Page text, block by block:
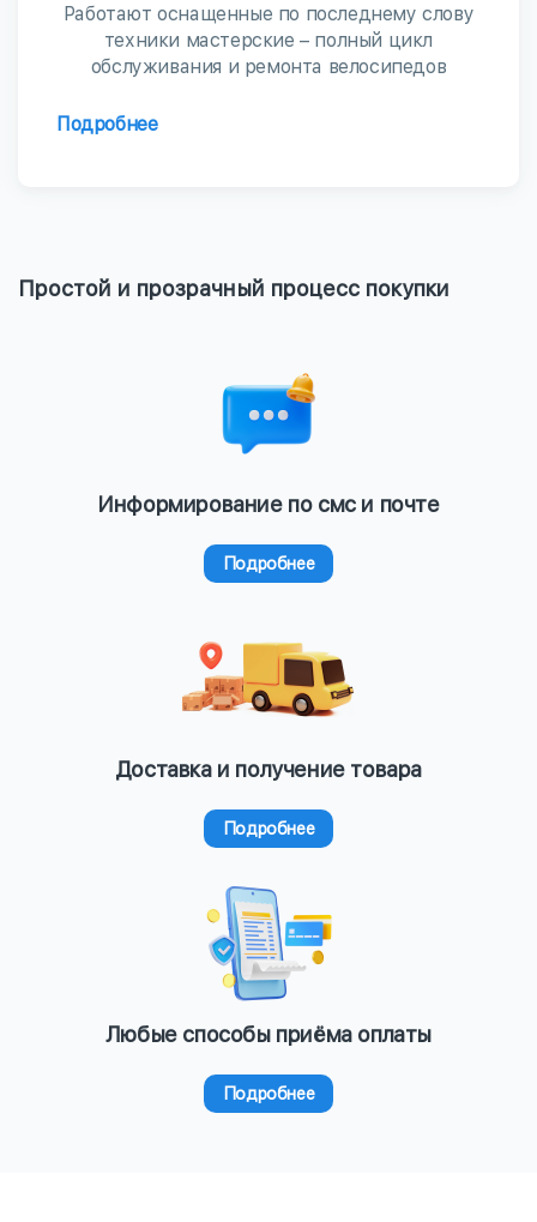
Работают оснащенные по последнему слову
техники мастерские – полный цикл
обслуживания и ремонта велосипедов
Подробнее
Простой и прозрачный процесс покупки
Информирование по смс и почте
Подробнее
Доставка и получение товара
Подробнее
Любые способы приёма оплаты
Подробнее